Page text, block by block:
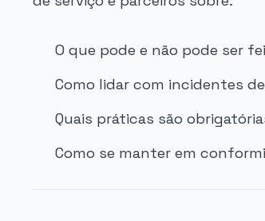
O que pode e não pode ser
Como lidar com incidentes
Quais práticas são
Como se manter em